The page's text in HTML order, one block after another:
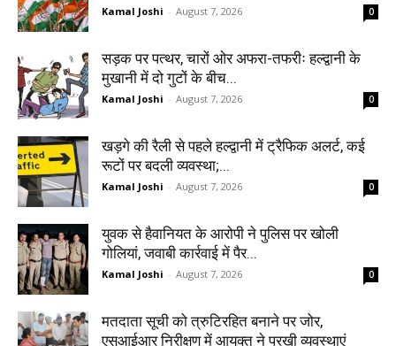
Kamal Joshi - August 7, 2026 0
सड़क पर पत्थर, चारों ओर अफरा-तफरीः हल्द्वानी के
मुखानी में दो गुटों के बीच...
Kamal Joshi - August 7, 2026 0
खड़गे की रैली से पहले हल्द्वानी में ट्रैफिक अलर्ट, कई
रूटों पर बदली व्यवस्था;...
Kamal Joshi - August 7, 2026 0
युवक से हैवानियत के आरोपी ने पुलिस पर खोली
गोलियां, जवाबी कार्रवाई में पैर...
Kamal Joshi - August 7, 2026 0
मतदाता सूची को त्रुटिरहित बनाने पर जोर,
एसआईआर निरीक्षण में आयुक्त ने परखी व्यवस्थाएं